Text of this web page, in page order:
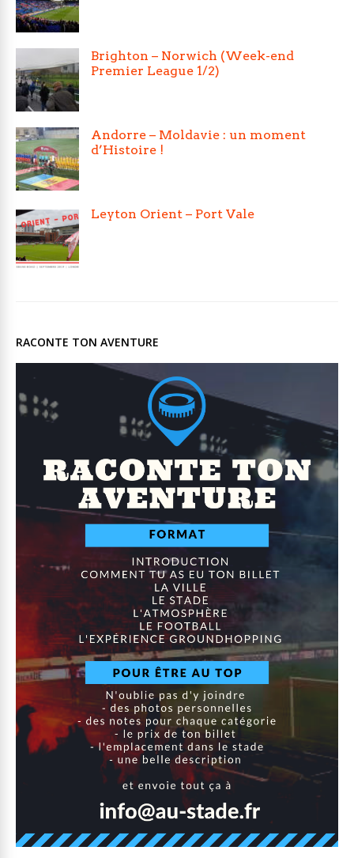
Brighton – Norwich (Week-end
Premier League 1/2)
Andorre – Moldavie : un moment
d’Histoire !
Leyton Orient – Port Vale
RACONTE TON AVENTURE